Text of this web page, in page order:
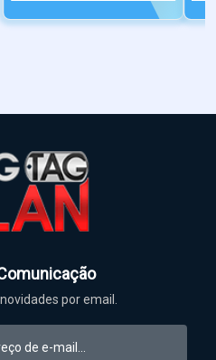
por email.